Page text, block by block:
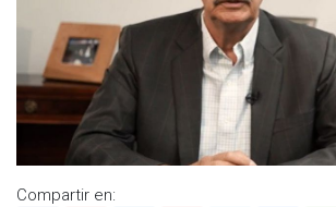
Compartir en: